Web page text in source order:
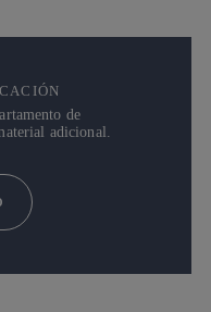
de
adicional.